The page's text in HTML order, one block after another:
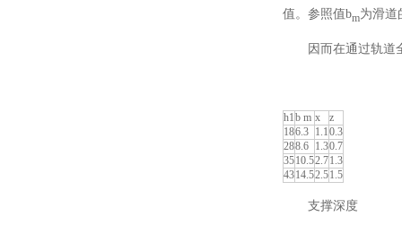
值。参照值bm为滑道
因而在通过轨道
h1b m x
z
186.3 1.10.3
288.6 1.30.7
3510.52.71.3
4314.52.51.5
支撑深度